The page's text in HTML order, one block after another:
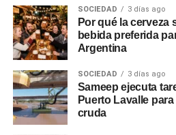
SOCIEDAD 3 días ago
Por qué la cerveza
bebida preferida
Argentina
SOCIEDAD 3 días ago
Sameep ejecuta
Puerto Lavalle
cruda